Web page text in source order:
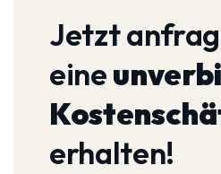
Jetzt
eine
erhalten!